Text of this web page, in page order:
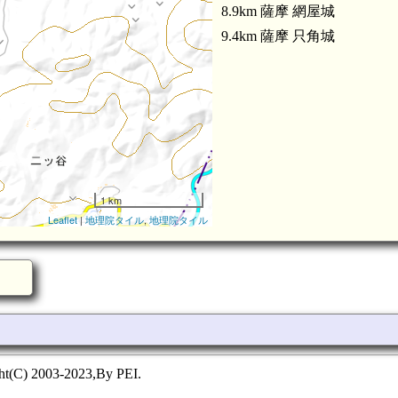
1 km
Leaflet|地理院タイル,地理院タイル
8.9km 薩摩 網屋城
9.4km 薩摩 只角城
2003-2023,By PEI.